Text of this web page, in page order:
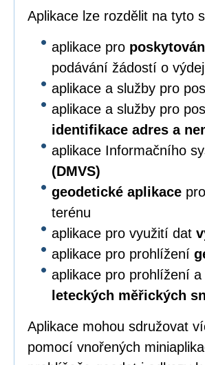
Aplikace lze rozdělit na tyto
aplikace pro
podávání žádostí o
aplikace a služby pro
aplikace a služby pro
identifikace adres a
aplikace Informačního
(DMVS)
geodetické aplikace
terénu
aplikace pro využití dat
aplikace pro prohlížení
aplikace pro prohlížení
leteckých měřických
Aplikace mohou sdružovat
pomocí vnořených